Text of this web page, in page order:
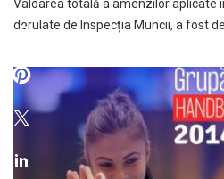
Valoarea totală a amenzilor aplicate
derulate de Inspecția Muncii, a fost